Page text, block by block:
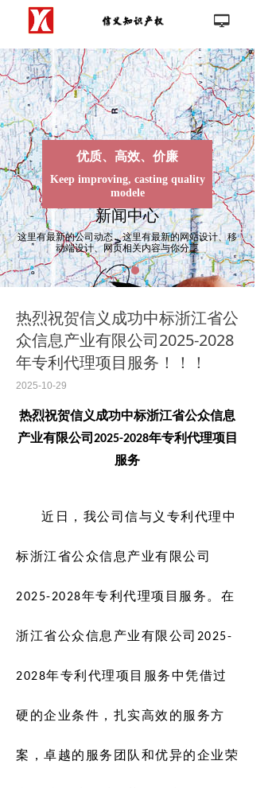
首页
公司介绍
新闻中心
客户案例
联系我们
넡
优质、高效、价廉
Keep improving, casting quality
modele
新闻中心
这里有最新的公司动态，这里有最新的网站设计、移
动端设计、网页相关内容与你分享
热烈祝贺信义成功中标浙江省公
众信息产业有限公司2025-2028
年专利代理项目服务！！！
热烈祝贺信义成功中标浙江省公众信息
产业有限公司 2025-2028年专利代理项目
服务
近日，我公司 信与义专利代理中
标浙江省公众信息产业有限公司
2025-2028年专利代理项目 服务。在
浙江省公众信息产业有限公司 2025-
2028年专利代理项目 服务中凭借过
硬的企业条件，扎实高效的服务方
案，卓越的服务团队和优异的企业荣
2025-10-29